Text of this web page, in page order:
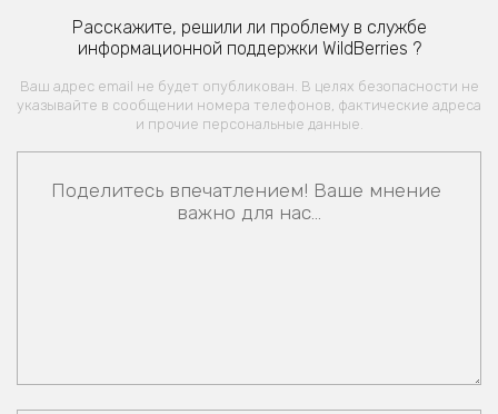
Расскажите, решили ли проблему в службе
информационной поддержки WildBerries ?
Ваш адрес email не будет опубликован. В целях безопасности не
указывайте в сообщении номера телефонов, фактические адреса
и прочие персональные данные.